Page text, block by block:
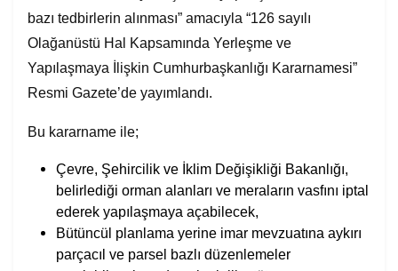
bazı tedbirlerin alınması” amacıyla “126 sayılı
Olağanüstü Hal Kapsamında Yerleşme ve
Yapılaşmaya İlişkin Cumhurbaşkanlığı Kararnamesi”
Resmi Gazete’de yayımlandı.
Bu kararname ile;
Çevre, Şehircilik ve İklim Değişikliği Bakanlığı,
belirlediği orman alanları ve meraların vasfını iptal
ederek yapılaşmaya açabilecek,
Bütüncül planlama yerine imar mevzuatına aykırı
parçacıl ve parsel bazlı düzenlemeler